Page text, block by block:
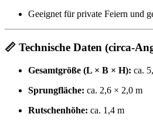
Geeignet für private Feiern und
📏 Technische Daten (circa-
Gesamtgröße (L × B × H): ca.
Sprungfläche: ca. 2,6 × 2,0 m
Rutschenhöhe: ca. 1,4 m